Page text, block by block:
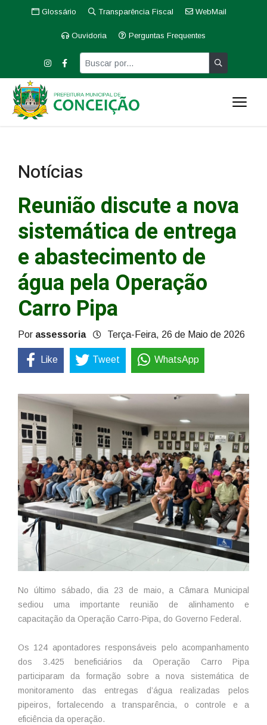
Glossário Transparência Fiscal WebMail
Ouvidoria Perguntas Frequentes
Notícias
Reunião discute a nova
sistemática de entrega
e abastecimento de
água pela Operação
Carro Pipa
Por assessoria Terça-Feira, 26 de Maio de 2026
Like Tweet WhatsApp
No último sábado, dia 23 de maio, a Câmara Municipal
sediou uma importante reunião de alinhamento e
capacitação da Operação Carro-Pipa, do Governo Federal.
Os 124 apontadores responsáveis pelo acompanhamento
dos 3.425 beneficiários da Operação Carro Pipa
participaram da formação sobre a nova sistemática de
monitoramento das entregas d’água realizadas pelos
pipeiros, fortalecendo a transparência, o controle e a
eficiência da operação.